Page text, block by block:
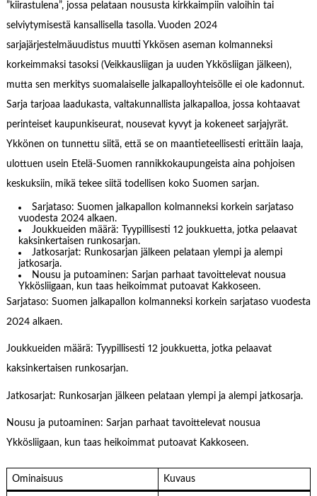
”kiirastulena”, jossa pelataan noususta kirkkaimpiin valoihin tai
selviytymisestä kansallisella tasolla. Vuoden 2024
sarjajärjestelmäuudistus muutti Ykkösen aseman kolmanneksi
korkeimmaksi tasoksi (Veikkausliigan ja uuden Ykkösliigan jälkeen),
mutta sen merkitys suomalaiselle jalkapalloyhteisölle ei ole kadonnut.
Sarja tarjoaa laadukasta, valtakunnallista jalkapalloa, jossa kohtaavat
perinteiset kaupunkiseurat, nousevat kyvyt ja kokeneet sarjajyrät.
Ykkönen on tunnettu siitä, että se on maantieteellisesti erittäin laaja,
ulottuen usein Etelä-Suomen rannikkokaupungeista aina pohjoisen
keskuksiin, mikä tekee siitä todellisen koko Suomen sarjan.
Sarjataso: Suomen jalkapallon kolmanneksi korkein sarjataso
vuodesta 2024 alkaen.
Joukkueiden määrä: Tyypillisesti 12 joukkuetta, jotka pelaavat
kaksinkertaisen runkosarjan.
Jatkosarjat: Runkosarjan jälkeen pelataan ylempi ja alempi
jatkosarja.
Nousu ja putoaminen: Sarjan parhaat tavoittelevat nousua
Ykkösliigaan, kun taas heikoimmat putoavat Kakkoseen.
Sarjataso: Suomen jalkapallon kolmanneksi korkein sarjataso vuodesta
2024 alkaen.
Joukkueiden määrä: Tyypillisesti 12 joukkuetta, jotka pelaavat
kaksinkertaisen runkosarjan.
Jatkosarjat: Runkosarjan jälkeen pelataan ylempi ja alempi jatkosarja.
Nousu ja putoaminen: Sarjan parhaat tavoittelevat nousua
Ykkösliigaan, kun taas heikoimmat putoavat Kakkoseen.
Ominaisuus Kuvaus